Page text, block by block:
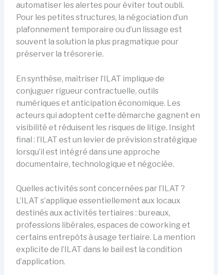
automatiser les alertes pour éviter tout oubli.
Pour les petites structures, la négociation d’un
plafonnement temporaire ou d’un lissage est
souvent la solution la plus pragmatique pour
préserver la trésorerie.
En synthèse, maîtriser l’ILAT implique de
conjuguer rigueur contractuelle, outils
numériques et anticipation économique. Les
acteurs qui adoptent cette démarche gagnent en
visibilité et réduisent les risques de litige. Insight
final : l’ILAT est un levier de prévision stratégique
lorsqu’il est intégré dans une approche
documentaire, technologique et négociée.
Quelles activités sont concernées par l’ILAT ?
L’ILAT s’applique essentiellement aux locaux
destinés aux activités tertiaires : bureaux,
professions libérales, espaces de coworking et
certains entrepôts à usage tertiaire. La mention
explicite de l’ILAT dans le bail est la condition
d’application.